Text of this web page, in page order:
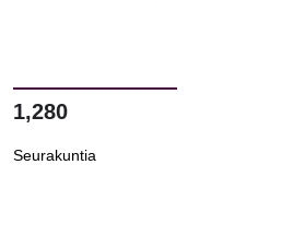
1,280
Seurakuntia